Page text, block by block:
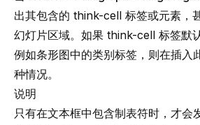
出其包含的 think-cell 标签或元素，
幻灯片区域。如果 think-cell 标签默
例如条形图中的类别标签，则在插入
种情况。
说明
只有在文本框中包含制表符时，才会